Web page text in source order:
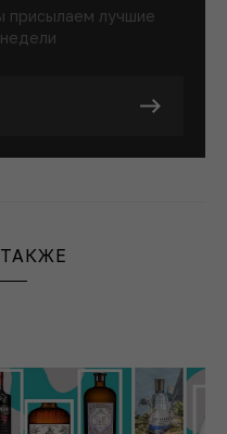
присылаем лучшие